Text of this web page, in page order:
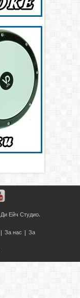
Ди Ейч Студио.
За нас За